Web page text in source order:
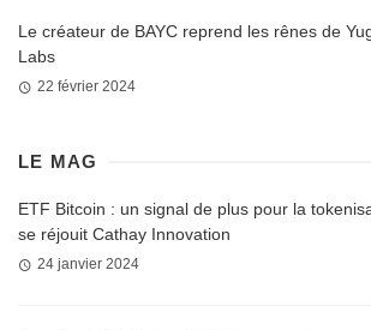
Le créateur de BAYC reprend les rênes de
Labs
22 février 2024
LE MAG
ETF Bitcoin : un signal de plus pour la
se réjouit Cathay Innovation
24 janvier 2024